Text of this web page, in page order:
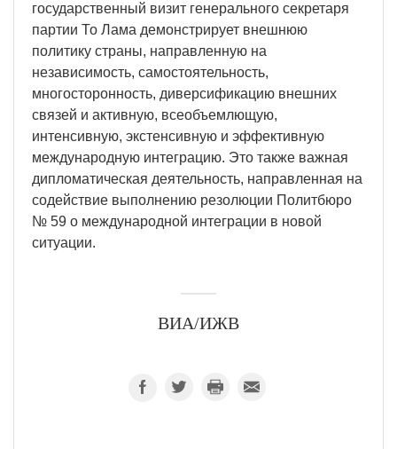
государственный визит генерального секретаря
партии То Лама демонстрирует внешнюю
политику страны, направленную на
независимость, самостоятельность,
многосторонность, диверсификацию внешних
связей и активную, всеобъемлющую,
интенсивную, экстенсивную и эффективную
международную интеграцию. Это также важная
дипломатическая деятельность, направленная на
содействие выполнению резолюции Политбюро
№ 59 о международной интеграции в новой
ситуации.
ВИА/ИЖВ